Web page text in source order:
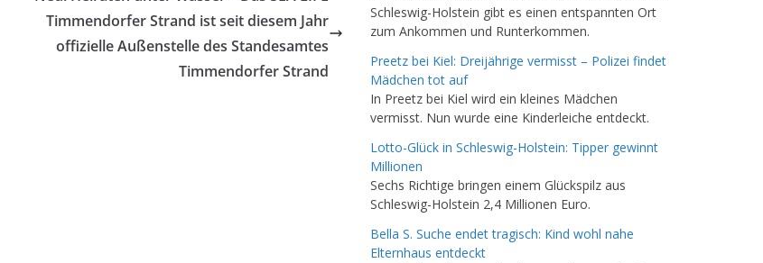
Timmendorfer Strand ist seit diesem Jahr
offizielle Außenstelle des Standesamtes
Timmendorfer Strand
Schleswig-Holstein gibt es einen entspannten Ort
zum Ankommen und Runterkommen.
Preetz bei Kiel: Dreijährige vermisst – Polizei findet
Mädchen tot auf
In Preetz bei Kiel wird ein kleines Mädchen
vermisst. Nun wurde eine Kinderleiche entdeckt.
Lotto-Glück in Schleswig-Holstein: Tipper gewinnt
Millionen
Sechs Richtige bringen einem Glückspilz aus
Schleswig-Holstein 2,4 Millionen Euro.
Bella S. Suche endet tragisch: Kind wohl nahe
Elternhaus entdeckt